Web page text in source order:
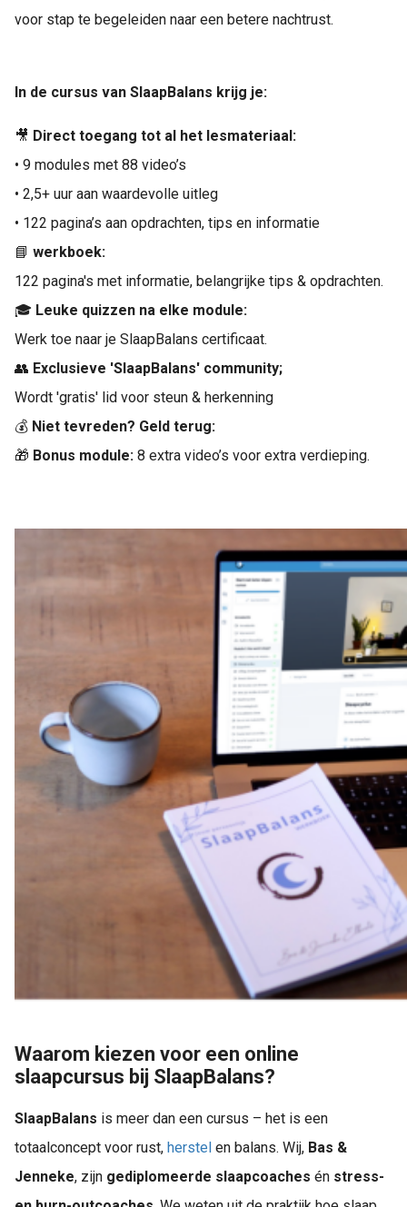
voor stap te begeleiden naar een betere nachtrust.
In de cursus van SlaapBalans krijg je:
🎥 Direct toegang tot al het lesmateriaal:
• 9 modules met 88 video’s
• 2,5+ uur aan waardevolle uitleg
• 122 pagina’s aan opdrachten, tips en informatie
📘 werkboek:
122 pagina's met informatie, belangrijke tips & opdrachten.
🎓 Leuke quizzen na elke module:
Werk toe naar je SlaapBalans certificaat.
👥 Exclusieve 'SlaapBalans' community;
Wordt 'gratis' lid voor steun & herkenning
💰 Niet tevreden? Geld terug:
🎁 Bonus module: 8 extra video’s voor extra verdieping.
Waarom kiezen voor een online
slaapcursus bij SlaapBalans?
SlaapBalans is meer dan een cursus – het is een
totaalconcept voor rust, herstel en balans. Wij, Bas &
Jenneke, zijn gediplomeerde slaapcoaches én stress-